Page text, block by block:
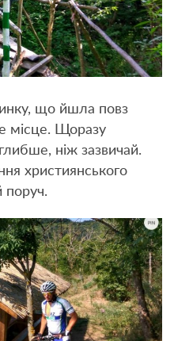
що йшла повз
місце. Щоразу
ніж зазвичай.
християнського
поруч.